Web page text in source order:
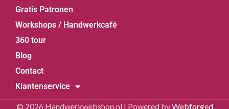
Gratis Patronen
Workshops / Handwerkcafé
360 tour
Blog
Contact
Klantenservice
© 2026 Handwerkwebshop.nl | Powered byWebforged